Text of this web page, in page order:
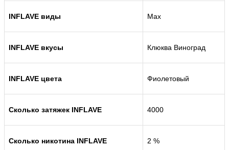
INFLAVE виды Max
INFLAVE вкусы Клюква Виноград
INFLAVE цвета Фиолетовый
Сколько затяжек INFLAVE 4000
Сколько никотина INFLAVE 2 %